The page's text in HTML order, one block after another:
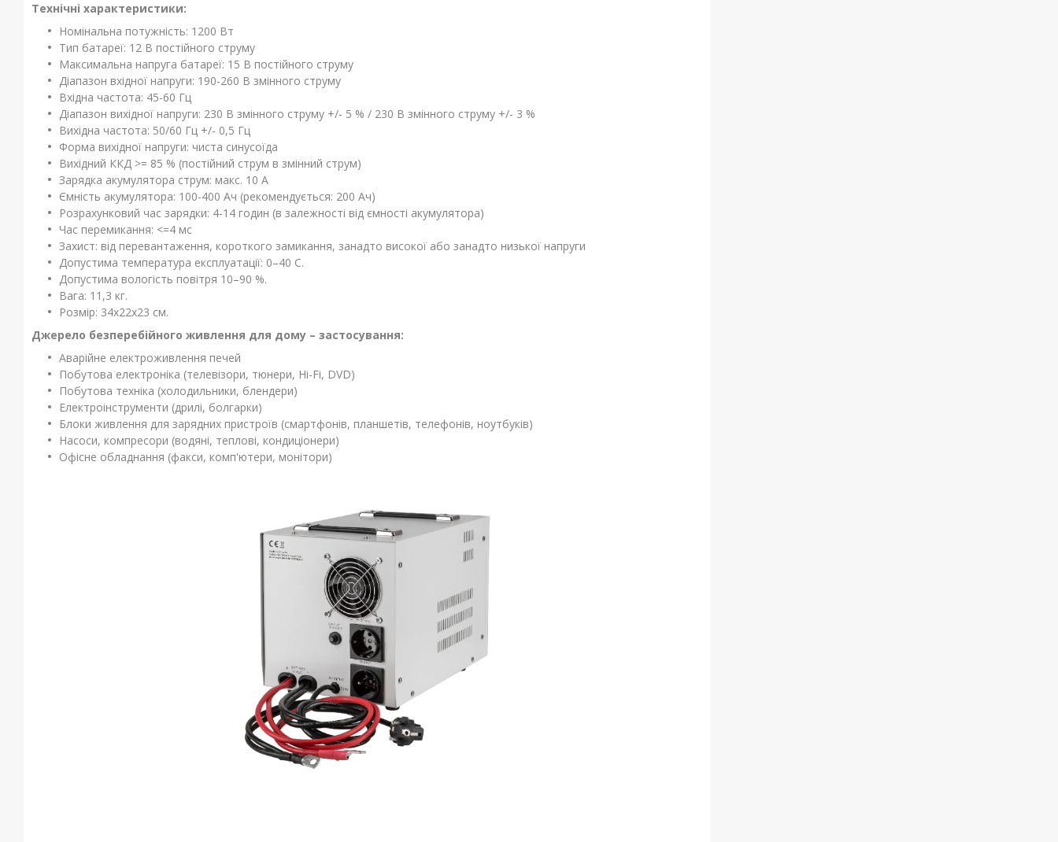
Технічні характеристики:
Номінальна потужність: 1200 Вт
Тип батареї: 12 В постійного струму
Максимальна напруга батареї: 15 В постійного струму
Діапазон вхідної напруги: 190-260 В змінного струму
Вхідна частота: 45-60 Гц
Діапазон вихідної напруги: 230 В змінного струму +/- 5 % / 230 В змінного струму +/- 3 %
Вихідна частота: 50/60 Гц +/- 0,5 Гц
Форма вихідної напруги: чиста синусоїда
Вихідний ККД >= 85 % (постійний струм в змінний струм)
Зарядка акумулятора струм: макс. 10 А
Ємність акумулятора: 100-400 Ач (рекомендується: 200 Ач)
Розрахунковий час зарядки: 4-14 годин (в залежності від ємності акумулятора)
Час перемикання: <=4 мс
Захист: від перевантаження, короткого замикання, занадто високої або занадто низької напруги
Допустима температура експлуатації: 0–40 С.
Допустима вологість повітря 10–90 %.
Вага: 11,3 кг.
Розмір: 34х22х23 см.
Джерело безперебійного живлення для дому – застосування:
Аварійне електроживлення печей
Побутова електроніка (телевізори, тюнери, Hi-Fi, DVD)
Побутова техніка (холодильники, блендери)
Електроінструменти (дрилі, болгарки)
Блоки живлення для зарядних пристроїв (смартфонів, планшетів, телефонів, ноутбуків)
Насоси, компресори (водяні, теплові, кондиціонери)
Офісне обладнання (факси, комп'ютери, монітори)